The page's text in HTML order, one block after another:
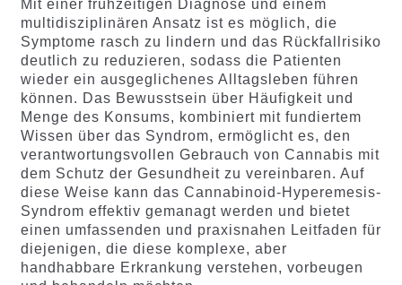
Mit einer frühzeitigen Diagnose und einem
multidisziplinären Ansatz ist es möglich, die
Symptome rasch zu lindern und das Rückfallrisiko
deutlich zu reduzieren, sodass die Patienten
wieder ein ausgeglichenes Alltagsleben führen
können. Das Bewusstsein über Häufigkeit und
Menge des Konsums, kombiniert mit fundiertem
Wissen über das Syndrom, ermöglicht es, den
verantwortungsvollen Gebrauch von Cannabis mit
dem Schutz der Gesundheit zu vereinbaren. Auf
diese Weise kann das Cannabinoid-Hyperemesis-
Syndrom effektiv gemanagt werden und bietet
einen umfassenden und praxisnahen Leitfaden für
diejenigen, die diese komplexe, aber
handhabbare Erkrankung verstehen, vorbeugen